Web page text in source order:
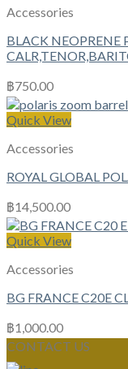
Accessories
BLACK NEOPRENE
฿750.00
Quick View
Accessories
ROYAL GLOBAL
฿14,500.00
Quick View
Accessories
BG FRANCE C20E
฿1,000.00
CONTACT US